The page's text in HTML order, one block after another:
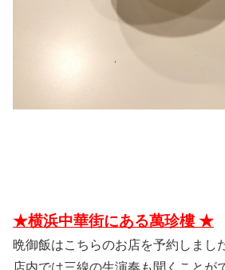
★横浜中華街にある萬珍樓 ★
晩御飯はこちらのお店を予約しまし